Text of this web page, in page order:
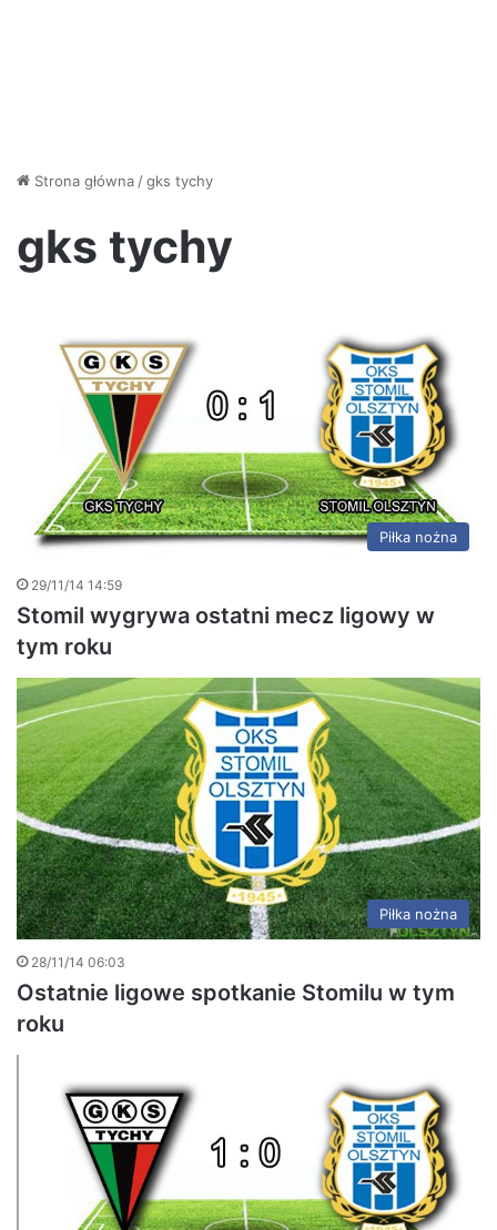
Strona główna /gks tychy
gks tychy
Piłka nożna
29/11/14 14:59
Stomil wygrywa ostatni mecz ligowy w
tym roku
Piłka nożna
28/11/14 06:03
Ostatnie ligowe spotkanie Stomilu w tym
roku